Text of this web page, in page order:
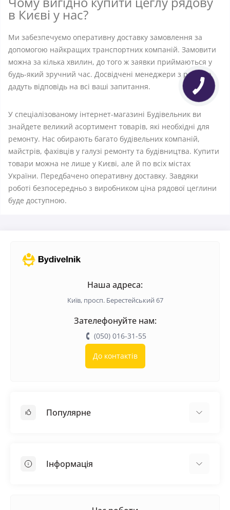
в Києві у нас?
Ми забезпечуємо оперативну доставку замовлення за
допомогою найкращих транспортних компаній. Замовити
можна за кілька хвилин, до того ж заявки приймаються у
будь-який зручний час. Досвідчені менеджери з радістю
дадуть відповідь на всі ваші запитання.
У спеціалізованому інтернет-магазині Будівельник ви
знайдете великий асортимент товарів, які необхідні для
ремонту. Нас обирають багато будівельних компаній,
майстрів, фахівців у галузі ремонту та будівництва. Купити
товари можна не лише у Києві, але й по всіх містах
України. Передбачено оперативну доставку. Завдяки
роботі безпосередньо з виробником ціна рядової цеглини
буде доступною.
Наша адреса:
Київ, просп. Берестейський 67
Зателефонуйте нам:
(050) 016-31-55
До контактів
Популярне
Самовирівнююча суміш
Інформація